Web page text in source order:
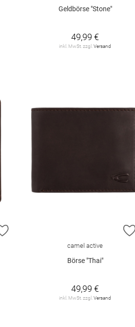
Geldbörse "Stone"
49,99 €
inkl. MwSt. zzgl.Versand
ZUR WUNSCHLISTE HINZUFÜGEN
camel active
Börse "Thai"
49,99 €
inkl. MwSt. zzgl.Versand